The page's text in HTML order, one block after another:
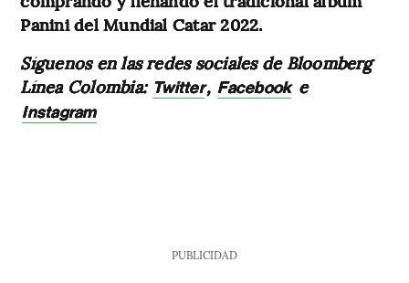
Panini del Mundial Catar 2022.
Síguenos en las redes sociales de Bloomberg
Línea Colombia: Twitter, Facebook e
Instagram
PUBLICIDAD